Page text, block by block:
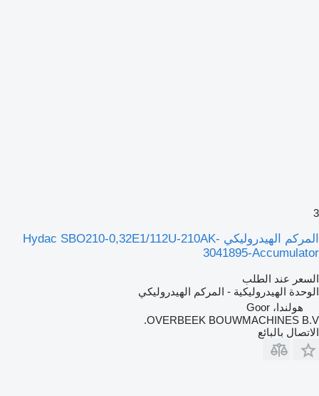
3
المركم الهيدروليكي Hydac SBO210-0,32E1/112U-210AK-
3041895-Accumulator
السعر عند الطلب
الوحدة الهيدروليكية - المركم الهيدروليكي
هولندا، Goor
OVERBEEK BOUWMACHINES B.V.
الاتصال بالبائع